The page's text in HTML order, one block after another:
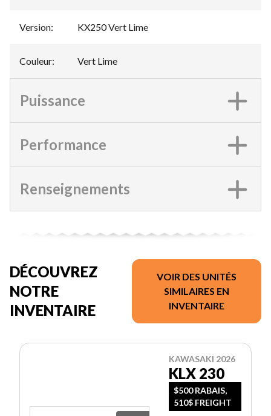
Version: KX250 Vert Lime
Couleur: Vert Lime
Puissance
Performance
Renseignements
DÉCOUVREZ
NOTRE
INVENTAIRE
VOIR DES UNITÉS
SIMILAIRES EN
INVENTAIRE
KAWASAKI 2026
KLX 230
$500 RABAIS,
510$ FREIGHT